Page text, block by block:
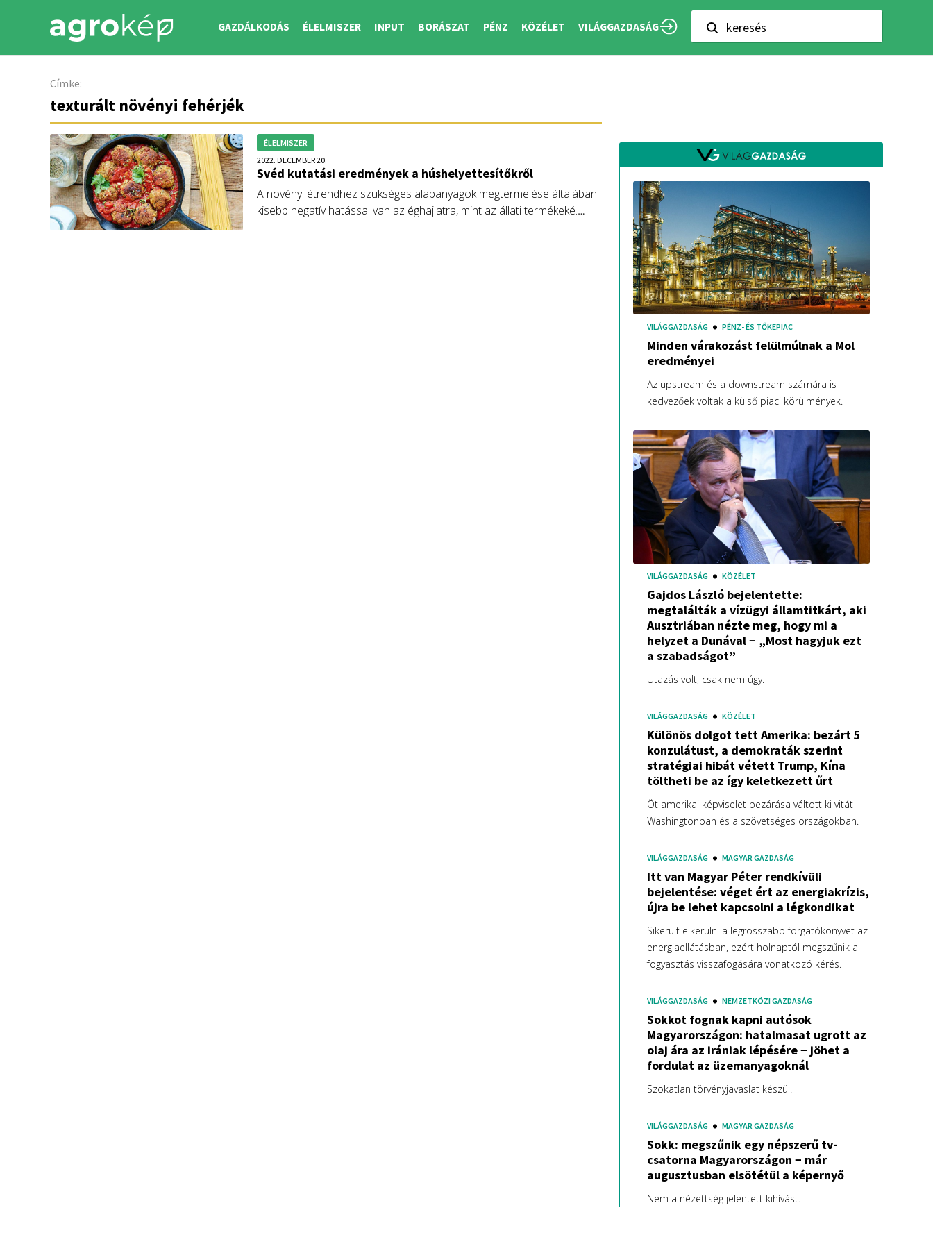
GAZDÁLKODÁS ÉLELMISZER INPUT BORÁSZAT PÉNZ KÖZÉLET VILÁGGAZDASÁG keresés
Címke:
texturált növényi fehérjék
ÉLELMISZER
2022. DECEMBER 20.
Svéd kutatási eredmények a húshelyettesítőkről
A növényi étrendhez szükséges alapanyagok megtermelése általában
kisebb negatív hatással van az éghajlatra, mint az állati termékeké.
VILÁGGAZDASÁG PÉNZ- ÉS TŐKEPIAC
Minden várakozást felülmúlnak a Mol
eredményei
Az upstream és a downstream számára is
kedvezőek voltak a külső piaci körülmények.
VILÁGGAZDASÁG KÖZÉLET
Gajdos László bejelentette:
megtalálták a vízügyi államtitkárt, aki
Ausztriában nézte meg, hogy mi a
helyzet a Dunával − „Most hagyjuk ezt
a szabadságot”
Utazás volt, csak nem úgy.
VILÁGGAZDASÁG KÖZÉLET
Különös dolgot tett Amerika: bezárt 5
konzulátust, a demokraták szerint
stratégiai hibát vétett Trump, Kína
töltheti be az így keletkezett űrt
Öt amerikai képviselet bezárása váltott ki vitát
Washingtonban és a szövetséges országokban.
VILÁGGAZDASÁG MAGYAR GAZDASÁG
Itt van Magyar Péter rendkívüli
bejelentése: véget ért az energiakrízis,
újra be lehet kapcsolni a légkondikat
Sikerült elkerülni a legrosszabb forgatókönyvet az
energiaellátásban, ezért holnaptól megszűnik a
fogyasztás visszafogására vonatkozó kérés.
VILÁGGAZDASÁG NEMZETKÖZI GAZDASÁG
Sokkot fognak kapni autósok
Magyarországon: hatalmasat ugrott az
olaj ára az irániak lépésére − jöhet a
fordulat az üzemanyagoknál
Szokatlan törvényjavaslat készül.
VILÁGGAZDASÁG MAGYAR GAZDASÁG
Sokk: megszűnik egy népszerű tv-
csatorna Magyarországon − már
augusztusban elsötétül a képernyő
Nem a nézettség jelentett kihívást.